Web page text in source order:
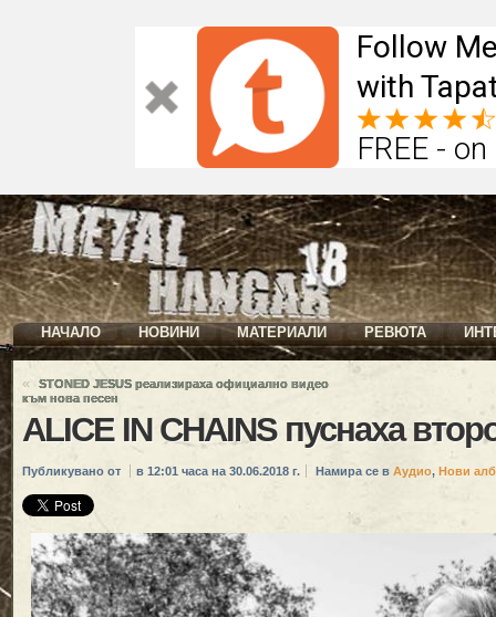
Follow
with
FREE -
НАЧАЛО НОВИНИ МАТЕРИАЛИ РЕВЮТА
«
STONED JESUS реализираха официално видео
към нова песен
ALICE IN CHAINS пуснаха
Публикувано от в 12:01 часа на 30.06.2018 г. Намира се в Аудио, Нови